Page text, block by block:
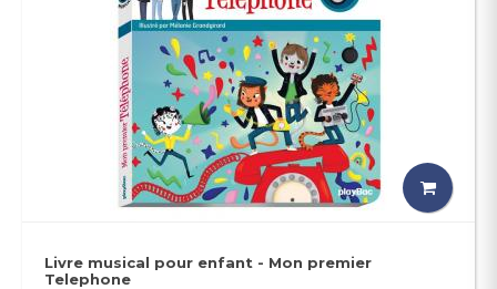
Livre musical pour enfant - Mon premier
Telephone